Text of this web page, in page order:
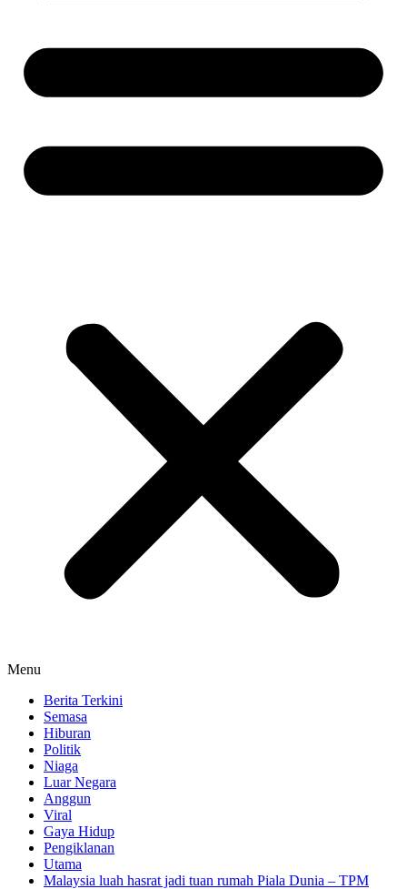
Menu
Berita Terkini
Semasa
Hiburan
Politik
Niaga
Luar Negara
Anggun
Viral
Gaya Hidup
Pengiklanan
Utama
Malaysia luah hasrat jadi tuan rumah Piala Dunia – TPM